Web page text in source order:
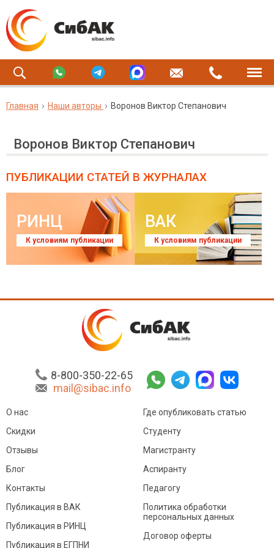
Главная Наши авторы Воронов Виктор Степанович
Воронов Виктор Степанович
ПУБЛИКАЦИИ СТАТЕЙ В ЖУРНАЛАХ
РИНЦ
К условиям публикации
ВАК
К условиям публикации
8-800-350-22-65
mail@sibac.info
О нас
Скидки
Отзывы
Блог
Контакты
Где опубликовать статью
Студенту
Магистранту
Аспиранту
Педагогу
Публикация в ВАК
Публикация в РИНЦ
Публикация в ЕГПНИ
Политика обработки
персональных данных
Договор оферты